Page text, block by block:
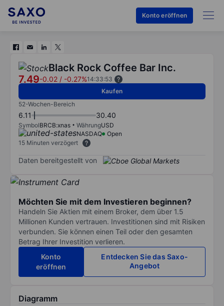
Konto eröffnen
Black Rock Coffee Bar Inc.
7.49-0.02 / -0.27%14:33:53
Kaufen
52-Wochen-Bereich
6.11 30.40
SymbolBRCB:xnas WährungUSD
NASDAQ
Open
15 Minuten verzögert
Daten bereitgestellt von
Möchten Sie mit dem Investieren beginnen?
Handeln Sie Aktien mit einem Broker, dem über 1.5
Millionen Kunden vertrauen. Investitionen sind mit Risiken
verbunden. Sie können einen Teil oder den gesamten
Betrag Ihrer Investition verlieren.
Konto
eröffnen
Entdecken Sie das Saxo-
Angebot
Diagramm